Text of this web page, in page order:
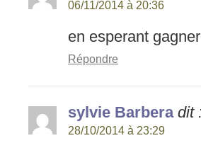
06/11/2014 à 20:36
en esperant gagner
Répondre
sylvie Barbera dit
28/10/2014 à 23:29